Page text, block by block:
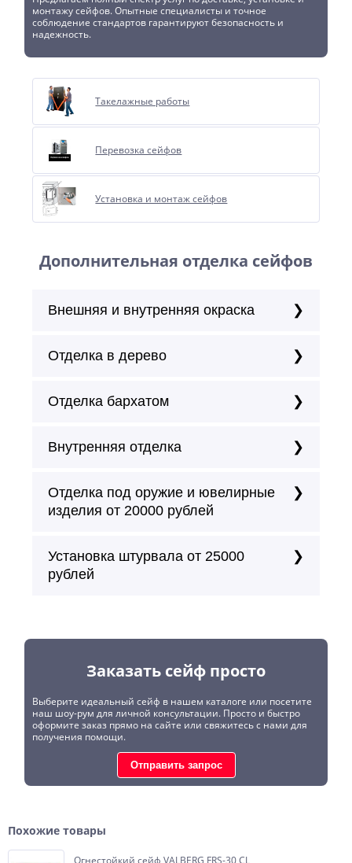
монтажу сейфов. Опытные специалисты и точное
соблюдение стандартов гарантируют безопасность и
надежность.
Такелажные работы
Перевозка сейфов
Установка и монтаж сейфов
Дополнительная отделка сейфов
Внешняя и внутренняя окраска
Отделка в дерево
Отделка бархатом
Внутренняя отделка
Отделка под оружие и ювелирные
изделия от 20000 рублей
Установка штурвала от 25000
рублей
Заказать сейф просто
Выберите идеальный сейф в нашем каталоге или посетите
наш шоу-рум для личной консультации. Просто и быстро
оформите заказ прямо на сайте или свяжитесь с нами для
получения помощи.
Отправить запрос
Похожие товары
Огнестойкий сейф VALBERG FRS-30 CL